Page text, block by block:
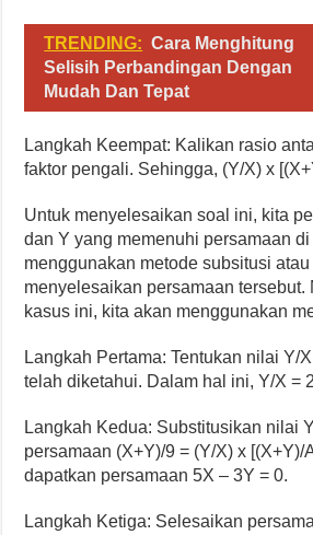
TRENDING: Cara Menghitung
Selisih Perbandingan Dengan
Mudah Dan Tepat
Langkah Keempat: Kalikan rasio
faktor pengali. Sehingga, (Y/X) x
Untuk menyelesaikan soal ini, kita
dan Y yang memenuhi persamaan
menggunakan metode subsitusi
menyelesaikan persamaan tersebut.
kasus ini, kita akan menggunakan
Langkah Pertama: Tentukan nilai Y/
telah diketahui. Dalam hal ini, Y/X =
Langkah Kedua: Substitusikan nilai
persamaan (X+Y)/9 = (Y/X) x [(X+Y)/
dapatkan persamaan 5X – 3Y = 0.
Langkah Ketiga: Selesaikan